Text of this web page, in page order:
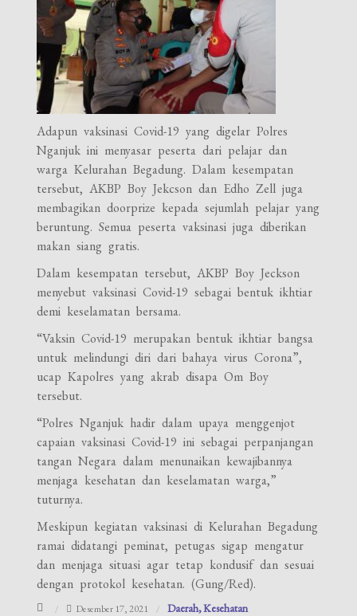
Adapun vaksinasi Covid-19 yang digelar Polres
Nganjuk ini menyasar peserta dari pelajar dan
warga Kelurahan Begadung. Dalam kesempatan
tersebut, AKBP Boy Jekcson dan Edho Zell juga
membagikan doorprize kepada sejumlah pelajar yang
beruntung. Semua peserta vaksinasi juga diberikan
makan siang gratis.
Dalam kesempatan tersebut, AKBP Boy Jeckson
menyebut vaksinasi Covid-19 sebagai bentuk ikhtiar
demi keselamatan bersama.
“Vaksin Covid-19 merupakan bentuk ikhtiar bangsa
untuk melindungi diri dari bahaya virus Corona”,
ucap Kapolres yang akrab disapa Om Boy
tersebut.
“Polres Nganjuk hadir dalam upaya menggenjot
capaian vaksinasi Covid-19 ini sebagai perpanjangan
tangan Negara dalam menunaikan kewajibannya
menjaga kesehatan dan keselamatan warga,”
tuturnya.
Meskipun kegiatan vaksinasi di Kelurahan Begadung
ramai didatangi peminat, petugas sigap mengatur
dan menjaga situasi agar tetap kondusif dan sesuai
dengan protokol kesehatan. (Gung/Red).
Desember 17, 2021 Daerah Kesehatan